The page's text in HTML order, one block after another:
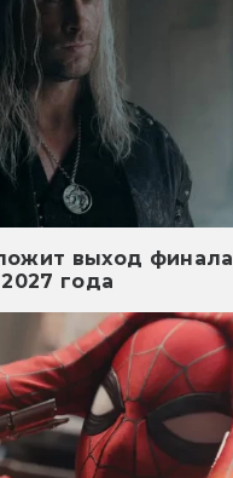
выход финала
года